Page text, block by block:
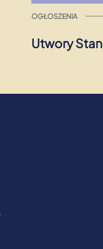
OGŁOSZENIA
Utwory